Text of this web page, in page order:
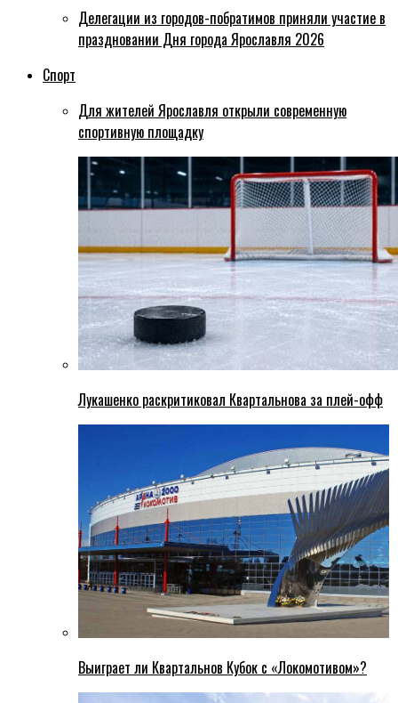
Делегации из городов-побратимов приняли участие в
праздновании Дня города Ярославля 2026
Спорт
Для жителей Ярославля открыли современную
спортивную площадку
Лукашенко раскритиковал Квартальнова за плей-офф
Выиграет ли Квартальнов Кубок с «Локомотивом»?